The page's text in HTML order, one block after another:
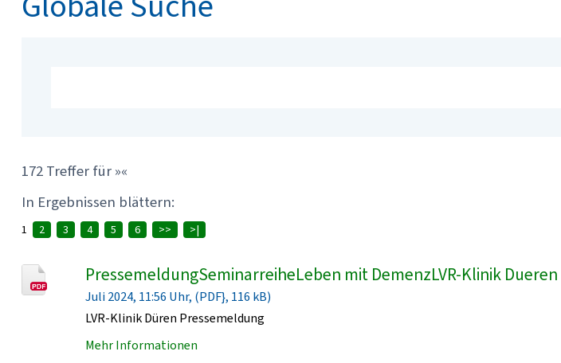
172 Treffer für »«
In Ergebnissen blättern:
1 2 3 4 5 6 >> >|
PressemeldungSeminarreiheLeben mit DemenzLVR-Klinik Dueren
Juli 2024, 11:56 Uhr, (PDF}, 116 kB)
LVR-Klinik Düren Pressemeldung
Mehr Informationen